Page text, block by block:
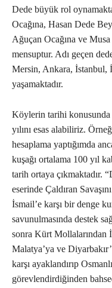
Dede büyük rol
Ocağına, Hasan Dede
Ağuçan Ocağına ve
mensuptur. Adı geçen
Mersin, Ankara, İstanbul,
yaşamaktadır.
Köylerin tarihi
yılını esas alabiliriz.
hesaplama yaptığımda
kuşağı ortalama 100 yıl
tarih ortaya çıkmaktadır.
eserinde Çaldıran
İsmail’e karşı bir denge
savunulmasında destek
sonra Kürt
Malatya’ya ve
karşı ayaklandırıp
görevlendirdiğinden